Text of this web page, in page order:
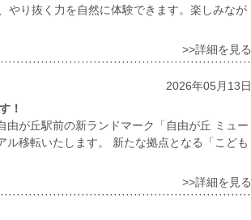
やり抜く力を自然に体験できます。楽しみなが
>>詳細を見る
2026年05月13日
！
由が丘駅前の新ランドマーク「自由が丘 ミュー
移転いたします。 新たな拠点となる「こども
>>詳細を見る